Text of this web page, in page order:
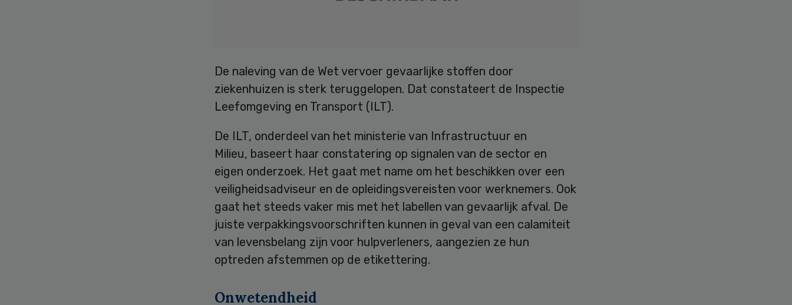
De naleving van de Wet vervoer gevaarlijke stoffen door
ziekenhuizen is sterk teruggelopen. Dat constateert de Inspectie
Leefomgeving en Transport (ILT).
De ILT, onderdeel van het ministerie van Infrastructuur en
Milieu, baseert haar constatering op signalen van de sector en
eigen onderzoek. Het gaat met name om het beschikken over een
veiligheidsadviseur en de opleidingsvereisten voor werknemers. Ook
gaat het steeds vaker mis met het labellen van gevaarlijk afval. De
juiste verpakkingsvoorschriften kunnen in geval van een calamiteit
van levensbelang zijn voor hulpverleners, aangezien ze hun
optreden afstemmen op de etikettering.
Onwetendheid